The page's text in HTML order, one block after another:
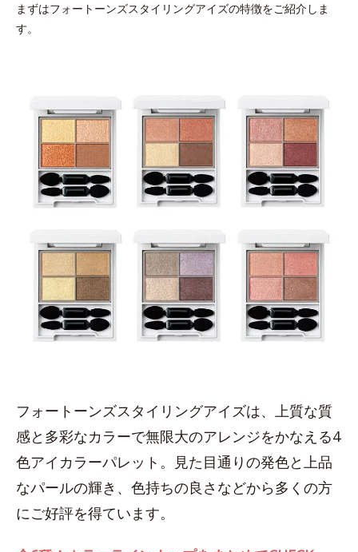
まずはフォートーンズスタイリングアイズの特徴をご紹介しま
す。
フォートーンズスタイリングアイズは、上質な質
感と多彩なカラーで無限大のアレンジをかなえる4
色アイカラーパレット。見た目通りの発色と上品
なパールの輝き、色持ちの良さなどから多くの方
にご好評を得ています。